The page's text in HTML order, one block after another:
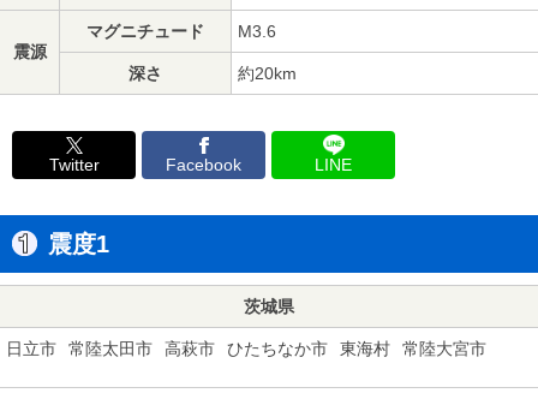
震源
マグニチュード M3.6
深さ 約20km
Twitter Facebook LINE
震度1
茨城県
日立市 常陸太田市 高萩市 ひたちなか市 東海村 常陸大宮市